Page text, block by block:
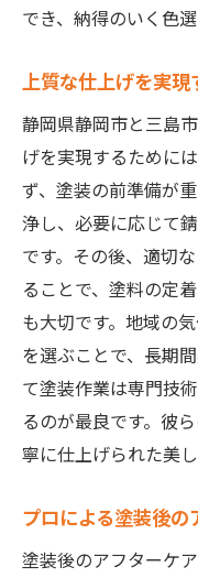
でき、納得のいく色
上質な仕上げを実現
静岡県静岡市と三島
げを実現するために
ず、塗装の前準備が
浄し、必要に応じて
です。その後、適切
ることで、塗料の定
も大切です。地域の
を選ぶことで、長期
て塗装作業は専門技
るのが最良です。彼
寧に仕上げられた美
プロによる塗装後の
塗装後のアフターケ